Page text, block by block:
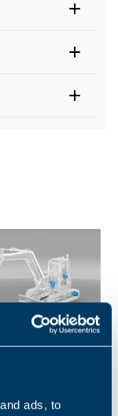
ads, to
Form